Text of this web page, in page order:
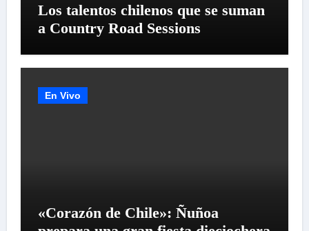
Los talentos chilenos que se suman
a Country Road Sessions
En Vivo
«Corazón de Chile»: Ñuñoa